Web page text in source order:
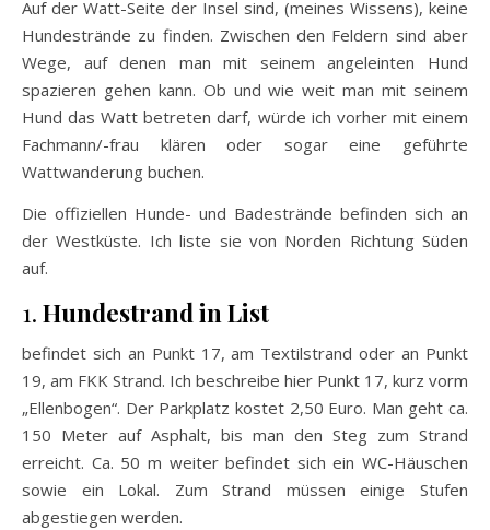
Auf der Watt-Seite der Insel sind, (meines Wissens), keine
Hundestrände zu finden. Zwischen den Feldern sind aber
Wege, auf denen man mit seinem angeleinten Hund
spazieren gehen kann. Ob und wie weit man mit seinem
Hund das Watt betreten darf, würde ich vorher mit einem
Fachmann/-frau klären oder sogar eine geführte
Wattwanderung buchen.
Die offiziellen Hunde- und Badestrände befinden sich an
der Westküste. Ich liste sie von Norden Richtung Süden
auf.
1. Hundestrand in List
befindet sich an Punkt 17, am Textilstrand oder an Punkt
19, am FKK Strand. Ich beschreibe hier Punkt 17, kurz vorm
„Ellenbogen“. Der Parkplatz kostet 2,50 Euro. Man geht ca.
150 Meter auf Asphalt, bis man den Steg zum Strand
erreicht. Ca. 50 m weiter befindet sich ein WC-Häuschen
sowie ein Lokal. Zum Strand müssen einige Stufen
abgestiegen werden.